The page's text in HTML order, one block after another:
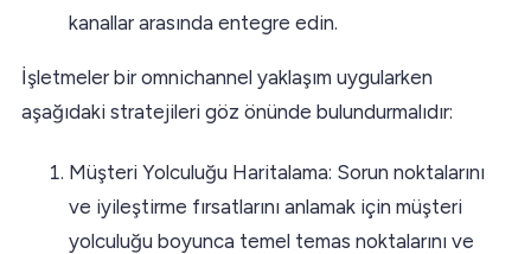
kanallar arasında entegre edin.
İşletmeler bir omnichannel yaklaşım uygularken
aşağıdaki stratejileri göz önünde bulundurmalıdır:
Müşteri Yolculuğu Haritalama: Sorun noktalarını
ve iyileştirme fırsatlarını anlamak için müşteri
yolculuğu boyunca temel temas noktalarını ve